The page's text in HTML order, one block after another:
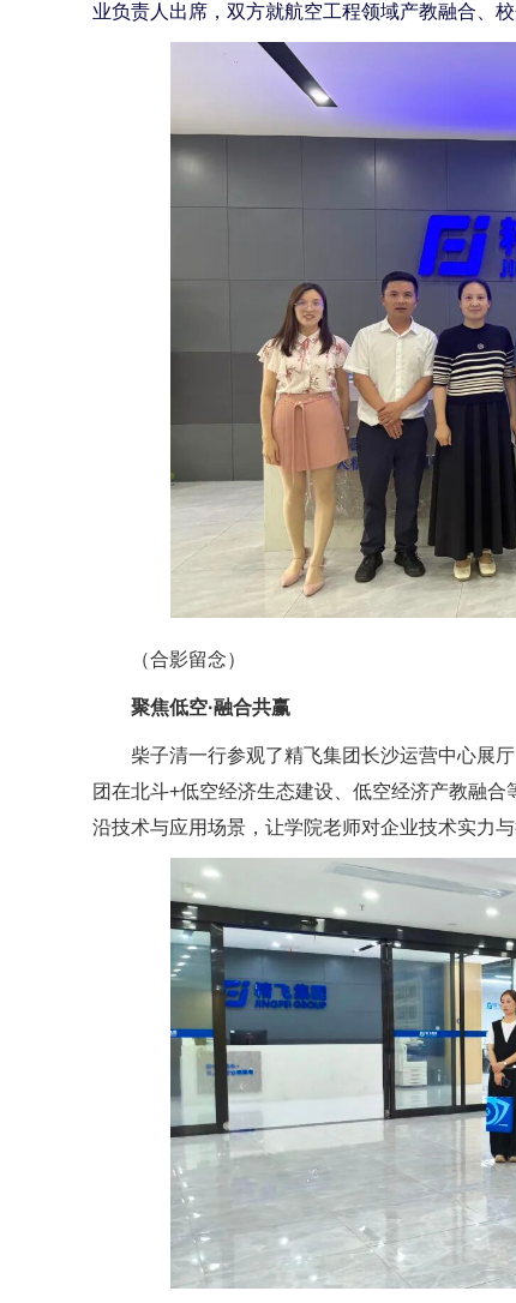
业负责人出席，双方就航空工程领域产教融合、
（合影留念）
聚焦低空·融合共赢
柴子清一行参观了精飞集团长沙运营中心展
团在北斗+低空经济生态建设、低空经济产教融
沿技术与应用场景，让学院老师对企业技术实力